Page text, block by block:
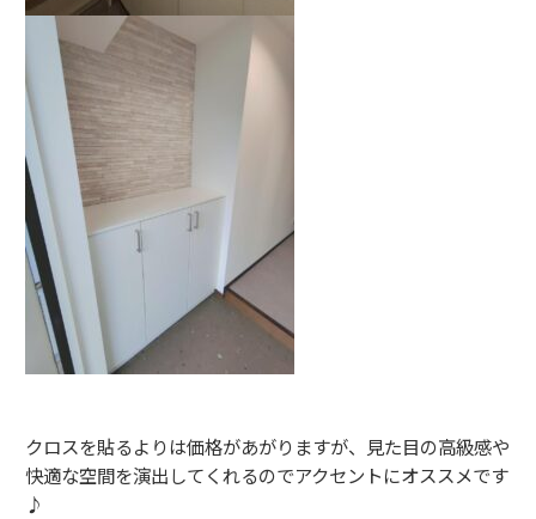
クロスを貼るよりは価格があがりますが、見た目の高級感や
快適な空間を演出してくれるのでアクセントにオススメです
♪